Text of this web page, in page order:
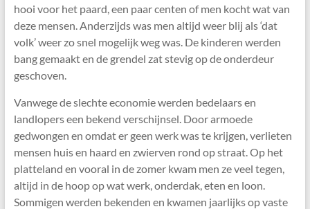
hooi voor het paard, een paar centen of men kocht wat van
deze mensen. Anderzijds was men altijd weer blij als ‘dat
volk’ weer zo snel mogelijk weg was. De kinderen werden
bang gemaakt en de grendel zat stevig op de onderdeur
geschoven.
Vanwege de slechte economie werden bedelaars en
landlopers een bekend verschijnsel. Door armoede
gedwongen en omdat er geen werk was te krijgen, verlieten
mensen huis en haard en zwierven rond op straat. Op het
platteland en vooral in de zomer kwam men ze veel tegen,
altijd in de hoop op wat werk, onderdak, eten en loon.
Sommigen werden bekenden en kwamen jaarlijks op vaste